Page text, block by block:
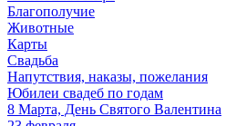
Благополучие
Животные
Карты
Свадьба
Напутствия, наказы, пожелания
Юбилеи свадеб по годам
8 Марта, День Святого Валентина